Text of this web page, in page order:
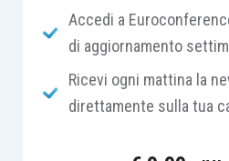
un’ulteriore
circostanza che, se
periodo di
, altrettanto non si
Accedi a
di aggiornamento
Ricevi ogni mattina la
direttamente sulla tua